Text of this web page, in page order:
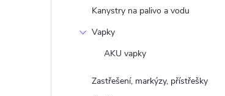
Kanystry na palivo a vodu
Vapky
AKU vapky
Zastřešení, markýzy, přístřešky